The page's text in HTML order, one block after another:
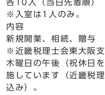
各10人（当日先着順）
※入室は1人のみ。
内容
新規開業、相続、贈与
※近畿税理士会東大阪
木曜日の午後（祝休日
施しています（近畿税
込み）。